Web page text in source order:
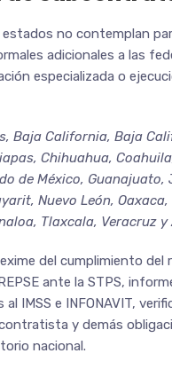
estados no contemplan
adicionales a las
especializada o
Baja California, Baja
Chihuahua,
de México, Guanajuato,
Nuevo León,
Tlaxcala, Veracruz y
del cumplimiento del
ante la STPS,
IMSS e INFONAVIT,
y demás
nacional.